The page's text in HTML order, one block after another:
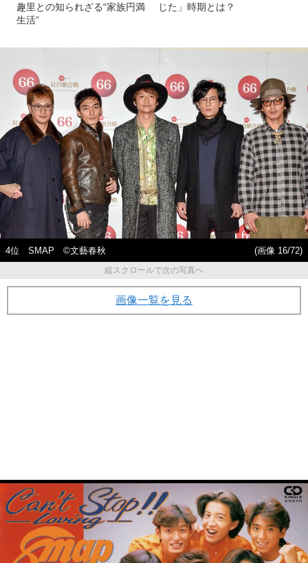
趣里との知られざる“家族円満
生活”
じた」時期とは？
4位 SMAP ©文藝春秋
(画像 16/72)
縦スクロールで次の写真へ
画像一覧を見る